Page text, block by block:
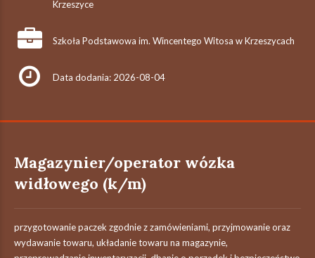
Krzeszyce
Szkoła Podstawowa im. Wincentego Witosa w Krzeszycach
Data dodania: 2026-08-04
Magazynier/operator wózka
widłowego (k/m)
przygotowanie paczek zgodnie z zamówieniami, przyjmowanie oraz
wydawanie towaru, układanie towaru na magazynie,